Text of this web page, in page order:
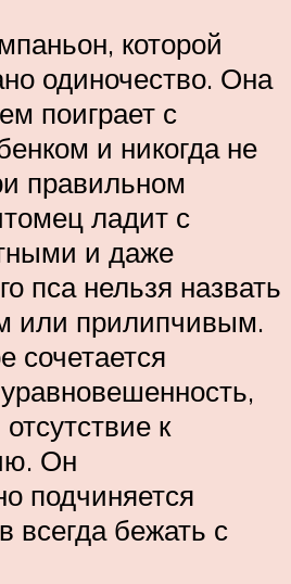
которой
одиночество. Она
поиграет с
и никогда не
правильном
ладит с
и даже
пса нельзя назвать
или прилипчивым.
сочетается
к
Он
подчиняется
всегда бежать с